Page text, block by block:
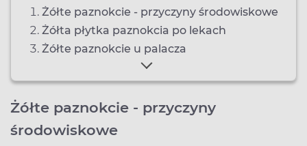
Żółte paznokcie - przyczyny środowiskowe
Żółta płytka paznokcia po lekach
Żółte paznokcie u palacza
Żółte paznokcie - przyczyny
środowiskowe